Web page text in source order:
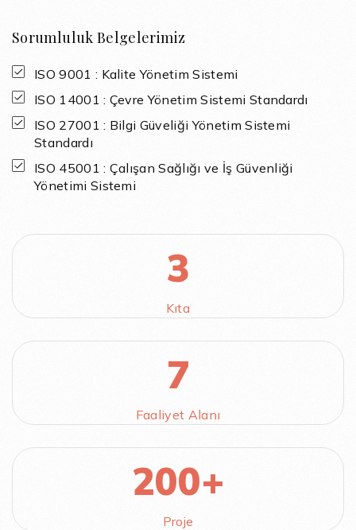
Sorumluluk Belgelerimiz
ISO 9001 : Kalite Yönetim Sistemi
ISO 14001 : Çevre Yönetim Sistemi Standardı
ISO 27001 : Bilgi Güveliği Yönetim Sistemi
Standardı
ISO 45001 : Çalışan Sağlığı ve İş Güvenliği
Yönetimi Sistemi
3
Kıta
7
Faaliyet Alanı
200+
Proje